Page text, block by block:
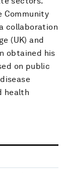
Community
collaboration
(UK) and
obtained his
on public
health